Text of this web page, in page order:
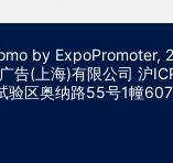
by ExpoPromoter,
告(上海)有限公司 沪
验区奥纳路55号1幢